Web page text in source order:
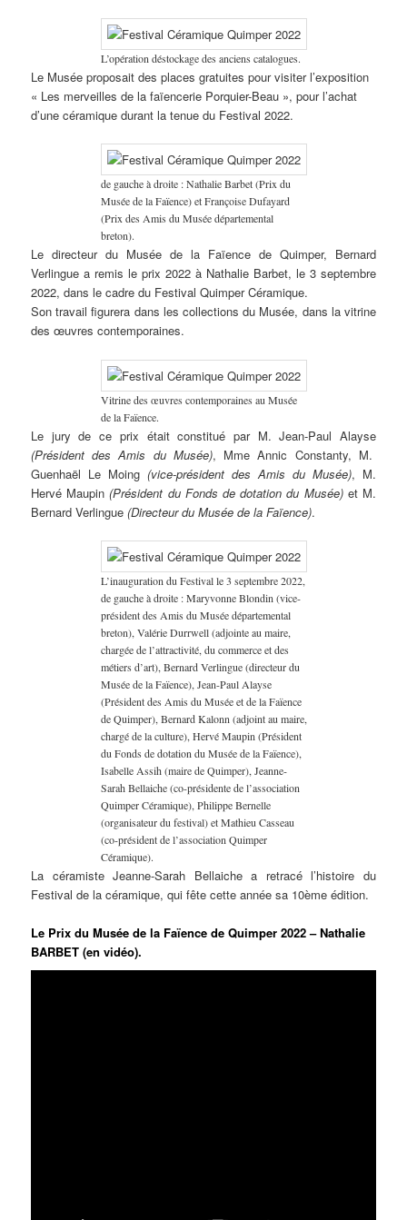
L’opération déstockage des anciens catalogues.
Le Musée proposait des places gratuites pour visiter l’exposition
« Les merveilles de la faïencerie Porquier-Beau », pour l’achat
d’une céramique durant la tenue du Festival 2022.
de gauche à droite : Nathalie Barbet (Prix du
Musée de la Faïence) et Françoise Dufayard
(Prix des Amis du Musée départemental
breton).
Le directeur du Musée de la Faïence de Quimper, Bernard
Verlingue a remis le prix 2022 à Nathalie Barbet, le 3 septembre
2022, dans le cadre du Festival Quimper Céramique.
Son travail figurera dans les collections du Musée, dans la vitrine
des œuvres contemporaines.
Vitrine des œuvres contemporaines au Musée
de la Faïence.
Le jury de ce prix était constitué par M. Jean-Paul Alayse
(Président des Amis du Musée), Mme Annic Constanty, M.
Guenhaël Le Moing(vice-président des Amis du Musée), M.
Hervé Maupin (Président du Fonds de dotation du Musée)et M.
Bernard Verlingue (Directeur du Musée de la Faïence).
L’inauguration du Festival le 3 septembre 2022,
de gauche à droite : Maryvonne Blondin (vice-
président des Amis du Musée départemental
breton), Valérie Durrwell (adjointe au maire,
chargée de l’attractivité, du commerce et des
métiers d’art), Bernard Verlingue (directeur du
Musée de la Faïence), Jean-Paul Alayse
(Président des Amis du Musée et de la Faïence
de Quimper), Bernard Kalonn (adjoint au maire,
chargé de la culture), Hervé Maupin (Président
du Fonds de dotation du Musée de la Faïence),
Isabelle Assih (maire de Quimper), Jeanne-
Sarah Bellaiche (co-présidente de l’association
Quimper Céramique), Philippe Bernelle
(organisateur du festival) et Mathieu Casseau
(co-président de l’association Quimper
Céramique).
La céramiste Jeanne-Sarah Bellaiche a retracé l’histoire du
Festival de la céramique, qui fête cette année sa 10ème édition.
Le Prix du Musée de la Faïence de Quimper 2022 – Nathalie
BARBET (en vidéo).